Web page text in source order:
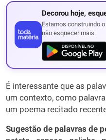
Decorou hoje,
Estamos construindo
não esquecer mais.
É interessante que as
um contexto, como
um poema recitado
Sugestão de palavras de